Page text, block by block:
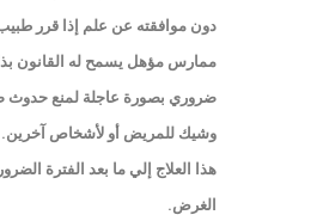
دون موافقته عن علم إذا قرر
ممارس مؤهل يسمح له القانون
ضروري بصورة عاجلة لمنع حدوث
وشيك للمريض أو لأشخاص آخرين.
هذا العلاج إلي ما بعد الفترة
الغرض.